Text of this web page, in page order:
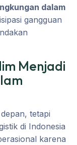
dalam
gangguan
Menjadi
tetapi
di Indonesia
karena